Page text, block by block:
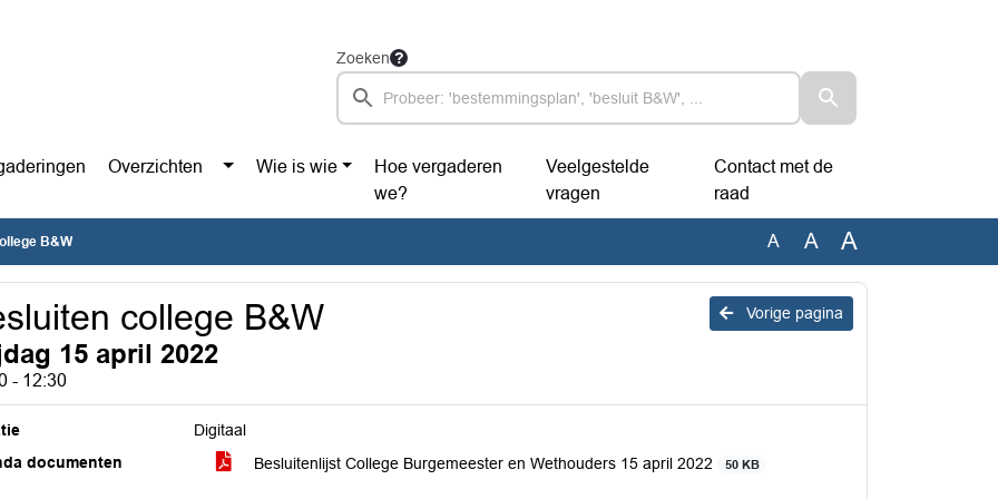
Zoeken
Overzichten Wie is wie
Hoe vergaderen
we?
Veelgestelde
vragen
Contact met de
raad
B&W A A A
Vorige pagina
college B&W
15 april 2022
- 12:30
Digitaal
documenten
Besluitenlijst College Burgemeester en Wethouders 15 april 2022 50 KB